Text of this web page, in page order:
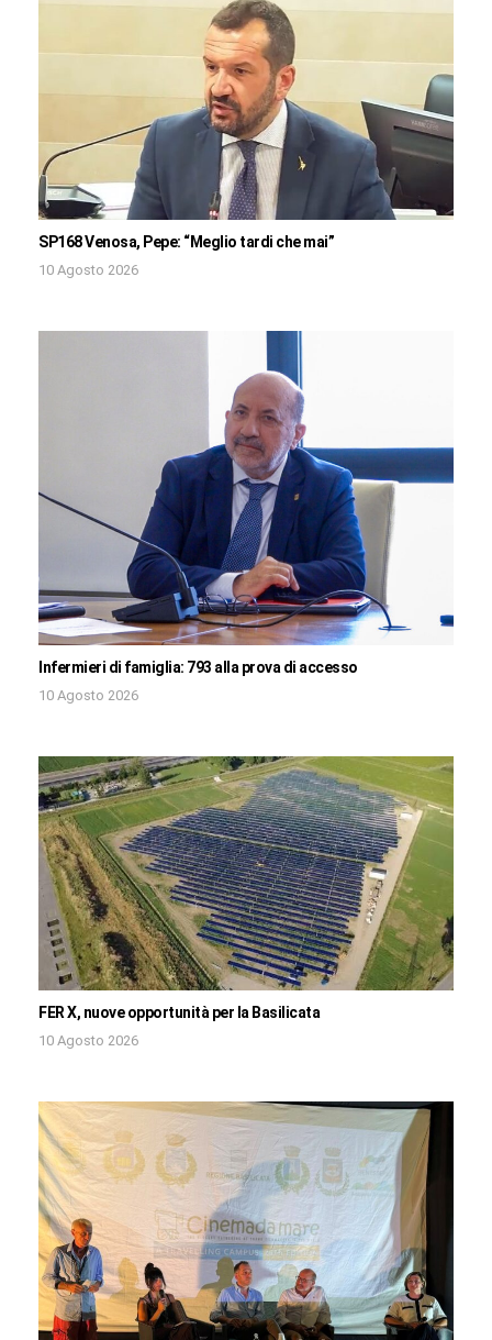
SP168 Venosa, Pepe: “Meglio tardi che mai”
10 Agosto 2026
Infermieri di famiglia: 793 alla prova di accesso
10 Agosto 2026
FER X, nuove opportunità per la Basilicata
10 Agosto 2026